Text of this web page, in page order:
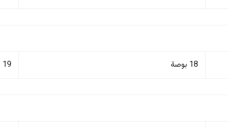
18 بوصة 19 بوصة